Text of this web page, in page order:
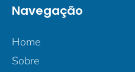
Navegação
Home
Sobre